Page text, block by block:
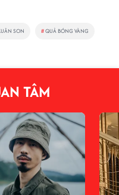
SON #QUẢ BÓNG VÀNG
TÂM